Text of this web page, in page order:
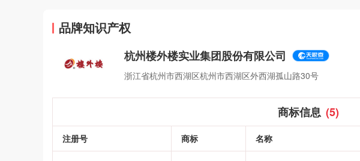
品牌知识产权
杭州楼外楼实业集团股份有限公司
浙江省杭州市西湖区杭州市西湖区外西湖孤山路30号
商标信息 (5)
注册号 商标 名称